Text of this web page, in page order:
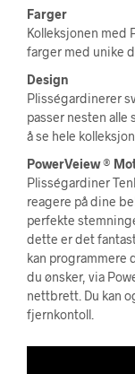
Farger
Kolleksjonen med
farger med unike
Design
Plisségardinerer
passer nesten alle
å se hele
PowerVeiew®
Plisségardiner
reagere på dine
perfekte
dette er det
kan programmere
du ønsker, via
nettbrett. Du kan
fjernkontoll.